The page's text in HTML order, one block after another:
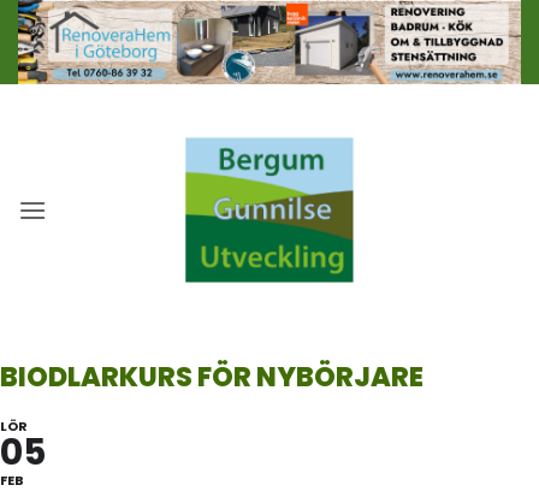
Skip
content
BIODLARKURS FÖR NYBÖRJARE
LÖR
05
FEB